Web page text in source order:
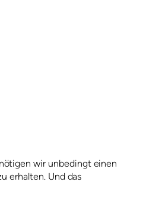
wir unbedingt einen
erhalten. Und das